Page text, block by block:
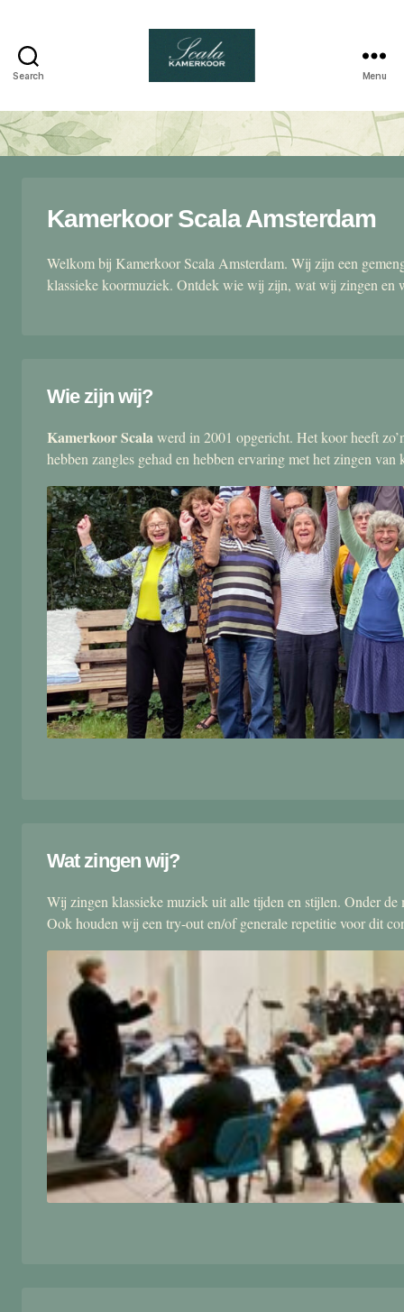
Search
kamerkoor
Menu
Kamerkoor Scala Amsterdam
Welkom bij Kamerkoor Scala Amsterdam. Wij zijn een
klassieke koormuziek. Ontdek wie wij zijn, wat wij zingen en
Wie zijn wij?
Kamerkoor Scalawerd in 2001 opgericht. Het koor heeft
hebben zangles gehad en hebben ervaring met het zingen van
Wat zingen wij?
Wij zingen klassieke muziek uit alle tijden en stijlen. Onder
Ook houden wij een try-out en/of generale repetitie voor dit